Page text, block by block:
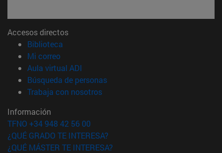
Accesos directos
Biblioteca
Mi correo(abre en nueva ventana)
Aula virtual ADI
Búsqueda de personas(abre en nueva ventana)
Trabaja con nosotros(abre en nueva ventana)
Información
TFNO +34 948 42 56 00
¿QUÉ GRADO TE INTERESA?
¿QUÉ MÁSTER TE INTERESA?